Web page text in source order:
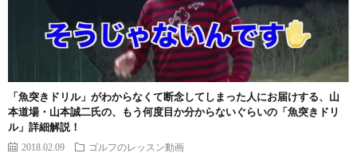
「魚突きドリル」がわからなくて断念してしまった人にお届けする、山
本道場・山本誠二氏の、もう何度目か分からないぐらいの「魚突きドリ
ル」詳細解説！
2018.02.09 ゴルフのレッスン動画